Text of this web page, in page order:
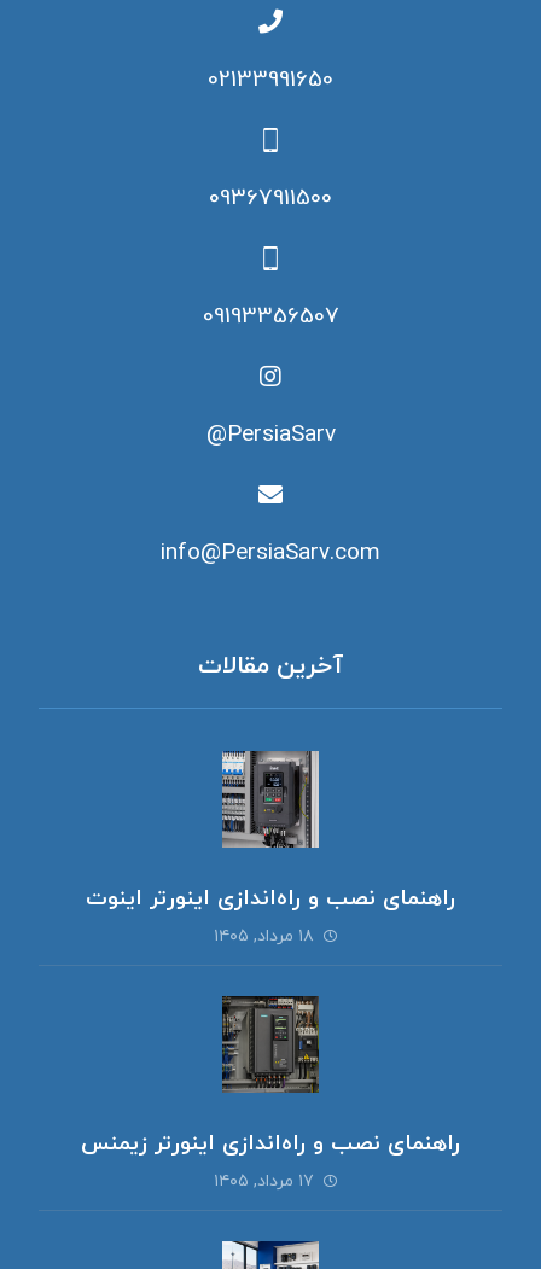
02133991650
09367911500
09193356507
PersiaSarv@
info@PersiaSarv.com
آخرین مقالات
راهنمای نصب و راه‌اندازی اینورتر اینوت
۱۸ مرداد, ۱۴۰۵
راهنمای نصب و راه‌اندازی اینورتر زیمنس
۱۷ مرداد, ۱۴۰۵